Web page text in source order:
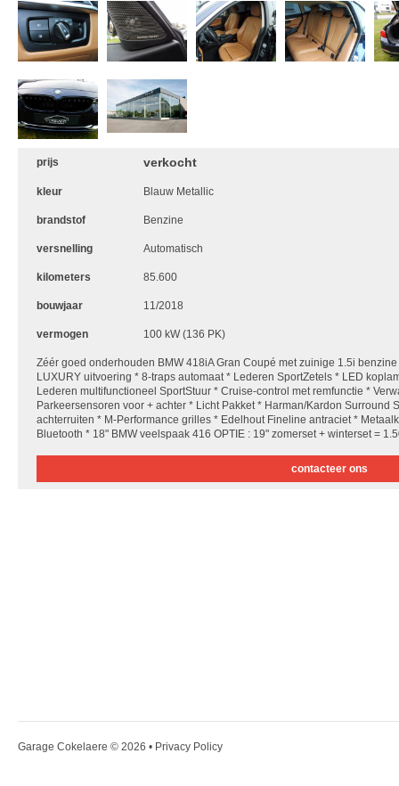
prijs verkocht
kleur Blauw Metallic
brandstof Benzine
versnelling Automatisch
kilometers 85.600
bouwjaar 11/2018
vermogen 100 kW (136 PK)
Zéér goed onderhouden BMW 418iA Gran Coupé met zuinige 1.5i
LUXURY uitvoering * 8-traps automaat * Lederen SportZetels * LED
Lederen multifunctioneel SportStuur * Cruise-control met remfunctie *
Parkeersensoren voor + achter * Licht Pakket * Harman/Kardon Surround
achterruiten * M-Performance grilles * Edelhout Fineline antraciet *
Bluetooth * 18" BMW veelspaak 416 OPTIE : 19" zomerset + winterset =
contacteer ons
Garage Cokelaere © 2026 • Privacy Policy